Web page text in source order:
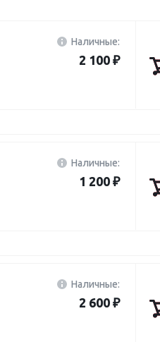
Наличные:
2 100 ₽
Наличные:
1 200 ₽
Наличные:
2 600 ₽